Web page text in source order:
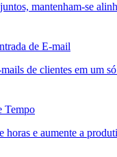
mantenham-se
de E-mail
de clientes em um
Tempo
horas e aumente a